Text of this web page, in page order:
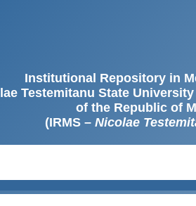
Institutional Repository in
Testemitanu State
of the Republic of
(IRMS – Nicolae